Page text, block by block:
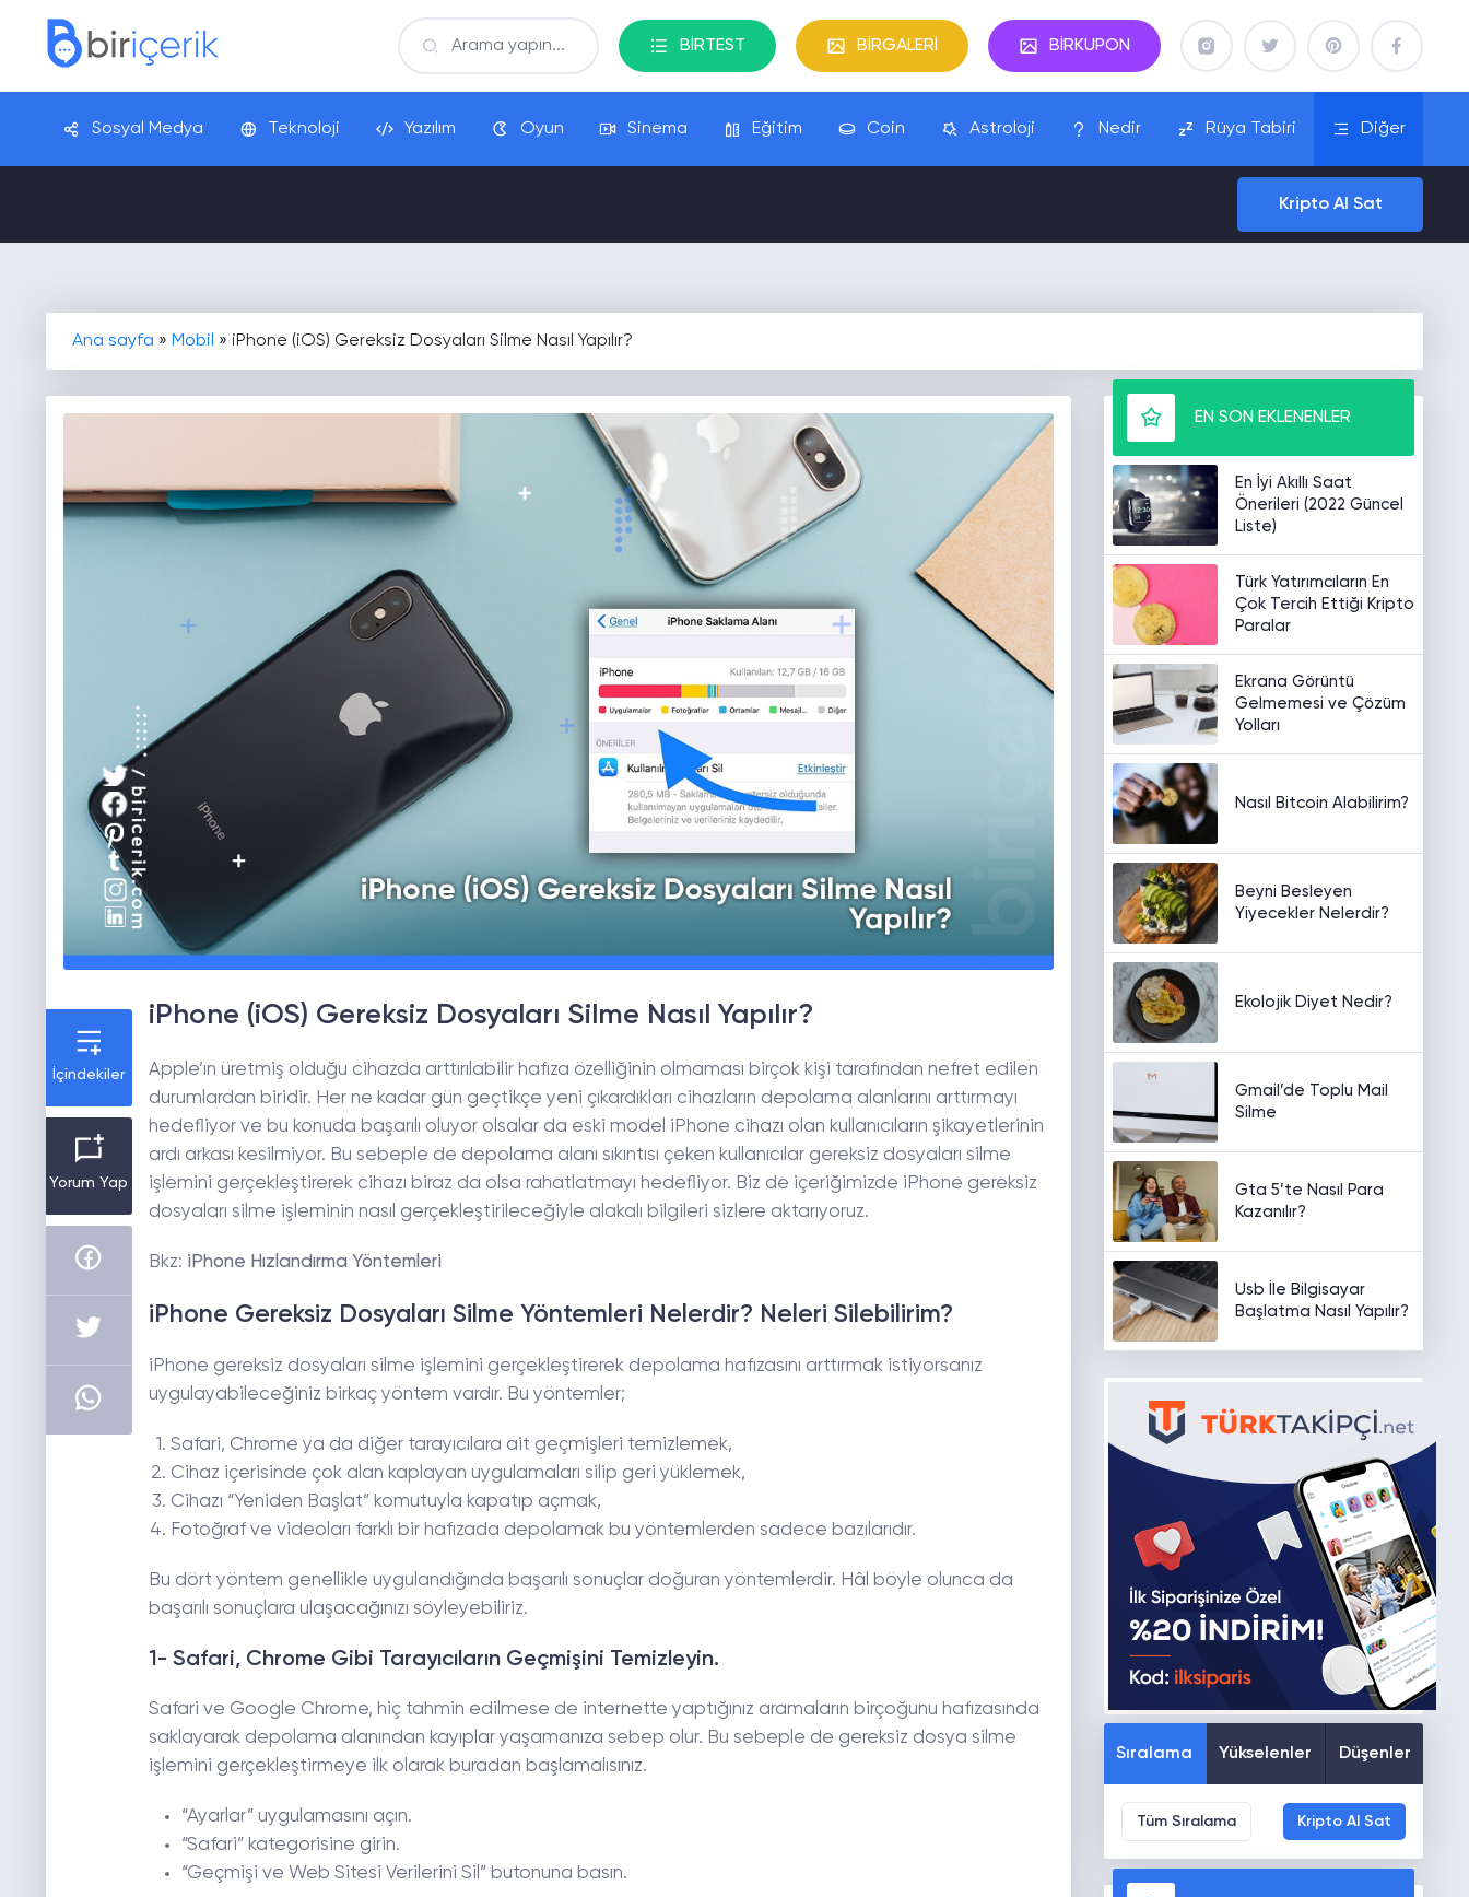
BİRTEST BİRGALERİ BİRKUPON
Sosyal Medya Teknoloji Yazılım Oyun Sinema Eğitim Coin Astroloji Nedir Rüya Tabiri Diğer
Kripto Al Sat
Ana sayfa » Mobil » iPhone (iOS) Gereksiz Dosyaları Silme Nasıl Yapılır?
İçindekiler
Yorum Yap
iPhone (iOS) Gereksiz Dosyaları Silme Nasıl Yapılır?
Apple’ın üretmiş olduğu cihazda arttırılabilir hafıza özelliğinin olmaması birçok kişi tarafından nefret edilen
durumlardan biridir. Her ne kadar gün geçtikçe yeni çıkardıkları cihazların depolama alanlarını arttırmayı
hedefliyor ve bu konuda başarılı oluyor olsalar da eski model iPhone cihazı olan kullanıcıların şikayetlerinin
ardı arkası kesilmiyor. Bu sebeple de depolama alanı sıkıntısı çeken kullanıcılar gereksiz dosyaları silme
işlemini gerçekleştirerek cihazı biraz da olsa rahatlatmayı hedefliyor. Biz de içeriğimizde iPhone gereksiz
dosyaları silme işleminin nasıl gerçekleştirileceğiyle alakalı bilgileri sizlere aktarıyoruz.
Bkz: iPhone Hızlandırma Yöntemleri
iPhone Gereksiz Dosyaları Silme Yöntemleri Nelerdir? Neleri Silebilirim?
iPhone gereksiz dosyaları silme işlemini gerçekleştirerek depolama hafızasını arttırmak istiyorsanız
uygulayabileceğiniz birkaç yöntem vardır. Bu yöntemler;
Safari, Chrome ya da diğer tarayıcılara ait geçmişleri temizlemek,
Cihaz içerisinde çok alan kaplayan uygulamaları silip geri yüklemek,
Cihazı “Yeniden Başlat” komutuyla kapatıp açmak,
Fotoğraf ve videoları farklı bir hafızada depolamak bu yöntemlerden sadece bazılarıdır.
Bu dört yöntem genellikle uygulandığında başarılı sonuçlar doğuran yöntemlerdir. Hâl böyle olunca da
başarılı sonuçlara ulaşacağınızı söyleyebiliriz.
1- Safari, Chrome Gibi Tarayıcıların Geçmişini Temizleyin.
Safari ve Google Chrome, hiç tahmin edilmese de internette yaptığınız aramaların birçoğunu hafızasında
saklayarak depolama alanından kayıplar yaşamanıza sebep olur. Bu sebeple de gereksiz dosya silme
işlemini gerçekleştirmeye ilk olarak buradan başlamalısınız.
“Ayarlar” uygulamasını açın.
“Safari” kategorisine girin.
“Geçmişi ve Web Sitesi Verilerini Sil” butonuna basın.
EN SON EKLENENLER
En İyi Akıllı Saat
Önerileri (2022 Güncel
Liste)
Türk Yatırımcıların En
Çok Tercih Ettiği Kripto
Paralar
Ekrana Görüntü
Gelmemesi ve Çözüm
Yolları
Nasıl Bitcoin Alabilirim?
Beyni Besleyen
Yiyecekler Nelerdir?
Ekolojik Diyet Nedir?
Gmail’de Toplu Mail
Silme
Gta 5’te Nasıl Para
Kazanılır?
Usb İle Bilgisayar
Başlatma Nasıl Yapılır?
Sıralama Yükselenler Düşenler
Tüm Sıralama Kripto Al Sat